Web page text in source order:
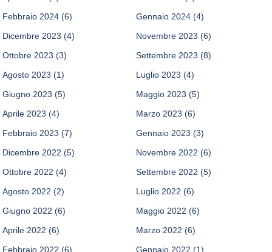
Febbraio 2024 (6) Gennaio 2024 (4)
Dicembre 2023 (4) Novembre 2023 (6)
Ottobre 2023 (3) Settembre 2023 (8)
Agosto 2023 (1) Luglio 2023 (4)
Giugno 2023 (5) Maggio 2023 (5)
Aprile 2023 (4) Marzo 2023 (6)
Febbraio 2023 (7) Gennaio 2023 (3)
Dicembre 2022 (5) Novembre 2022 (6)
Ottobre 2022 (4) Settembre 2022 (5)
Agosto 2022 (2) Luglio 2022 (6)
Giugno 2022 (6) Maggio 2022 (6)
Aprile 2022 (6) Marzo 2022 (6)
Febbraio 2022 (6) Gennaio 2022 (1)